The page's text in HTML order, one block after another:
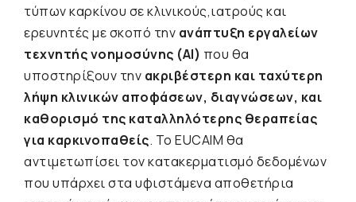
τύπων καρκίνου σε κλινικούς,ιατρούς και
ερευνητές με σκοπό την ανάπτυξη εργαλείων
τεχνητής νοημοσύνης (AI) που θα
υποστηρίξουν την ακριβέστερη και ταχύτερη
λήψη κλινικών αποφάσεων, διαγνώσεων, και
καθορισμό της καταλληλότερης θεραπείας
για καρκινοπαθείς. Το EUCAIM θα
αντιμετωπίσει τον κατακερματισμό δεδομένων
που υπάρχει στα υφιστάμενα αποθετήρια